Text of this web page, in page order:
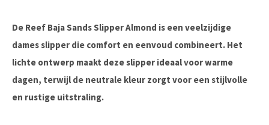
De Reef Baja Sands Slipper Almond is een veelzijdige
dames slipper die comfort en eenvoud combineert. Het
lichte ontwerp maakt deze slipper ideaal voor warme
dagen, terwijl de neutrale kleur zorgt voor een stijlvolle
en rustige uitstraling.